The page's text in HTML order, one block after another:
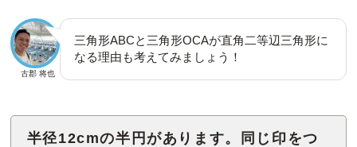
古郡 将也
三角形ABCと三角形OCAが直角二等辺三角形に
なる理由も考えてみましょう！
半径12cmの半円があります。同じ印をつ